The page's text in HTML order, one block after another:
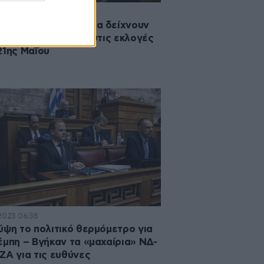
Καραμανλής: Όλα δείχνουν
είναι υποψήφιος στις εκλογές
Μαΐου
06:38
το πολιτικό θερμόμετρο για
– Βγήκαν τα «μαχαίρια» ΝΔ-
για τις ευθύνες